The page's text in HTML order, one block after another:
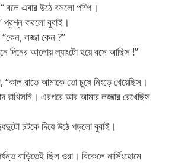
বলে এবার উঠে বসলো পম্পি।
প্রশ্ন করলো বুবাই।
লজ্জা কেন ?”
দিনের আলোয় ল্যাংটো হয়ে বসে আছিস !”
রাতে আমাকে তো চুষে নিংড়ে খেয়েছিস।
রাখিসনি। এরপরে আর আমার লজ্জার রেখেছিস
চটকে দিয়ে উঠে পড়লো বুবাই।
বাড়িতেই ছিল ওরা। বিকেলে নার্সিংহোমে